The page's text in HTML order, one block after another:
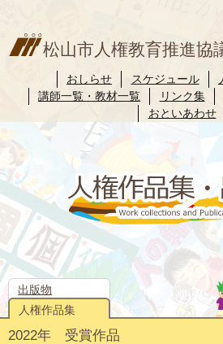
松山市人権教育推進協
おしらせ スケジュール
講師一覧・教材一覧
リンク集
おといあわせ
人権作品集
出版物
2022年 受賞作品